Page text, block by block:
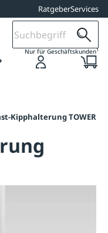
RatgeberServices
Nur für Geschäftskunden1
Kipphalterung TOWER